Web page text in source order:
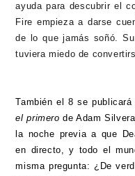
ayuda para descubrir el
Fire empieza a darse
de lo que jamás soñó.
tuviera miedo de
También el 8 se
el primerode Adam
la noche previa a que
en directo, y todo el
misma pregunta: ¿De